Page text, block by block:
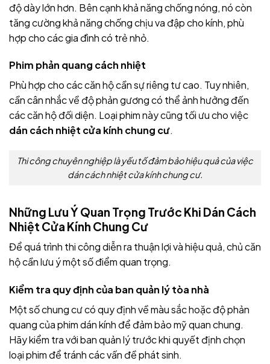
độ dày lớn hơn. Bên cạnh khả năng chống nóng, nó còn
tăng cường khả năng chống chịu va đập cho kính, phù
hợp cho các gia đình có trẻ nhỏ.
Phim phản quang cách nhiệt
Phù hợp cho các căn hộ cần sự riêng tư cao. Tuy nhiên,
cần cân nhắc về độ phản gương có thể ảnh hưởng đến
các căn hộ đối diện. Loại phim này cũng tối ưu cho việc
dán cách nhiệt cửa kính chung cư.
Thi công chuyên nghiệp là yếu tố đảm bảo hiệu quả của việc
dán cách nhiệt cửa kính chung cư.
Những Lưu Ý Quan Trọng Trước Khi Dán Cách
Nhiệt Cửa Kính Chung Cư
Để quá trình thi công diễn ra thuận lợi và hiệu quả, chủ căn
hộ cần lưu ý một số điểm quan trọng.
Kiểm tra quy định của ban quản lý tòa nhà
Một số chung cư có quy định về màu sắc hoặc độ phản
quang của phim dán kính để đảm bảo mỹ quan chung.
Hãy kiểm tra với ban quản lý trước khi quyết định chọn
loại phim để tránh các vấn đề phát sinh.